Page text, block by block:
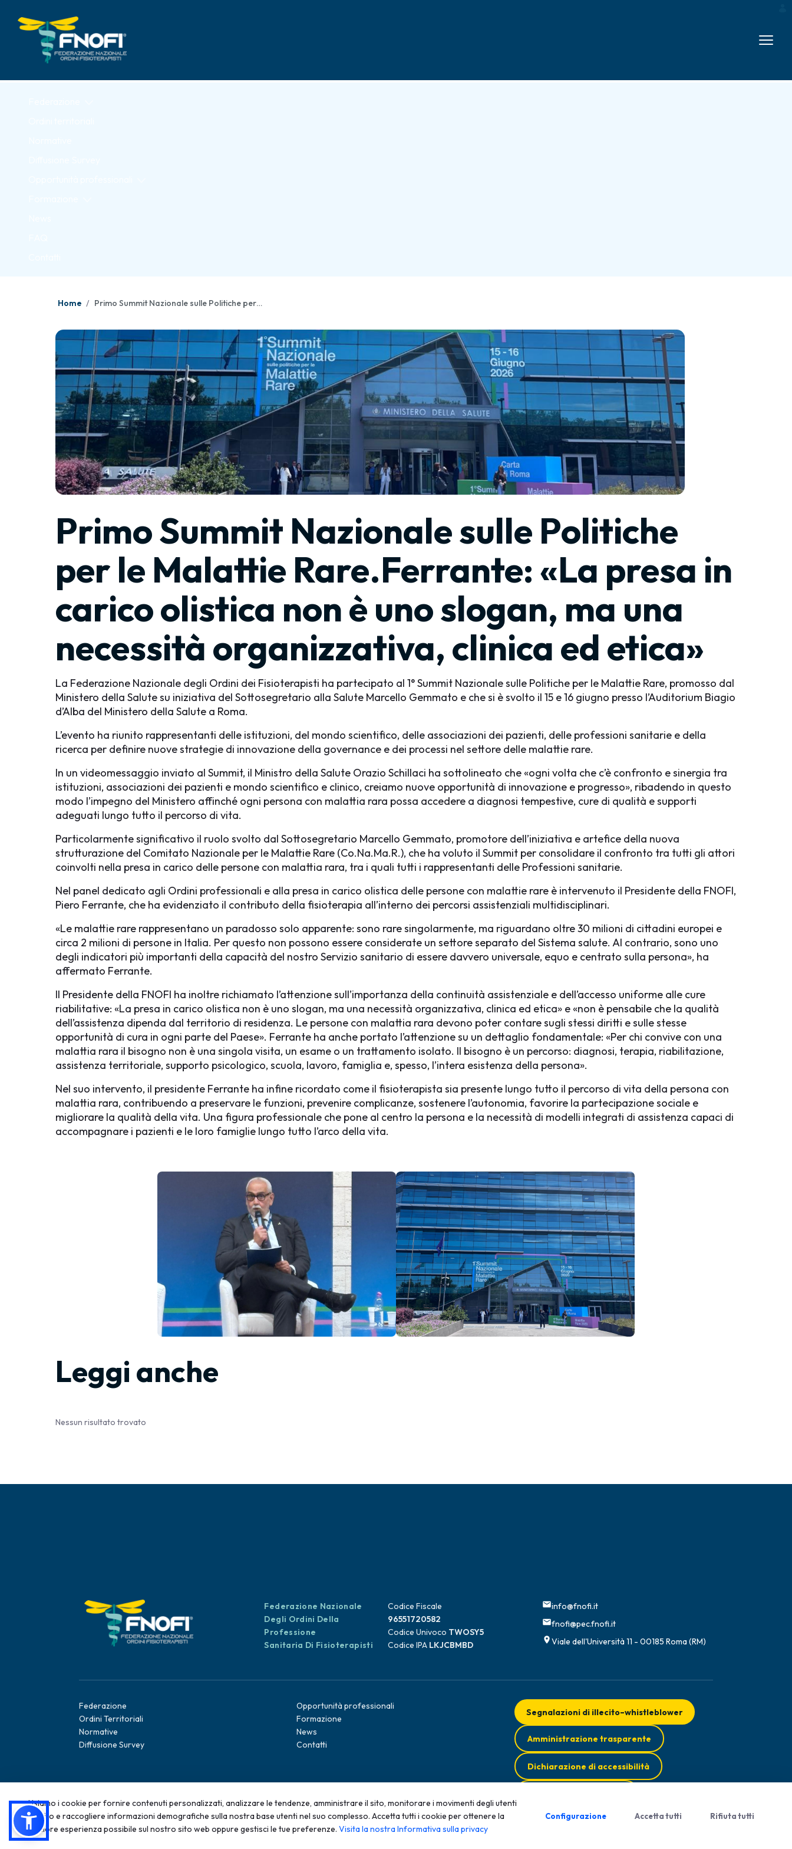
Home Primo Summit Nazionale sulle Politiche per le Malattie Rare.Ferrante: «La presa in carico olistica non è uno slogan, ma una necessità organizzativa, clinica ed etica»
Primo Summit Nazionale sulle Politiche
per le Malattie Rare.Ferrante: «La presa in
carico olistica non è uno slogan, ma una
necessità organizzativa, clinica ed etica»
La Federazione Nazionale degli Ordini dei Fisioterapisti ha partecipato al 1° Summit Nazionale sulle Politiche per le Malattie Rare, promosso dal
Ministero della Salute su iniziativa del Sottosegretario alla Salute Marcello Gemmato e che si è svolto il 15 e 16 giugno presso l’Auditorium Biagio
d’Alba del Ministero della Salute a Roma.
L’evento ha riunito rappresentanti delle istituzioni, del mondo scientifico, delle associazioni dei pazienti, delle professioni sanitarie e della
ricerca per definire nuove strategie di innovazione della governance e dei processi nel settore delle malattie rare.
In un videomessaggio inviato al Summit, il Ministro della Salute Orazio Schillaci ha sottolineato che «ogni volta che c’è confronto e sinergia tra
istituzioni, associazioni dei pazienti e mondo scientifico e clinico, creiamo nuove opportunità di innovazione e progresso», ribadendo in questo
modo l’impegno del Ministero affinché ogni persona con malattia rara possa accedere a diagnosi tempestive, cure di qualità e supporti
adeguati lungo tutto il percorso di vita.
Particolarmente significativo il ruolo svolto dal Sottosegretario Marcello Gemmato, promotore dell’iniziativa e artefice della nuova
strutturazione del Comitato Nazionale per le Malattie Rare (Co.Na.Ma.R.), che ha voluto il Summit per consolidare il confronto tra tutti gli attori
coinvolti nella presa in carico delle persone con malattia rara, tra i quali tutti i rappresentanti delle Professioni sanitarie.
Nel panel dedicato agli Ordini professionali e alla presa in carico olistica delle persone con malattie rare è intervenuto il Presidente della FNOFI,
Piero Ferrante, che ha evidenziato il contributo della fisioterapia all’interno dei percorsi assistenziali multidisciplinari.
«Le malattie rare rappresentano un paradosso solo apparente: sono rare singolarmente, ma riguardano oltre 30 milioni di cittadini europei e
circa 2 milioni di persone in Italia. Per questo non possono essere considerate un settore separato del Sistema salute. Al contrario, sono uno
degli indicatori più importanti della capacità del nostro Servizio sanitario di essere davvero universale, equo e centrato sulla persona», ha
affermato Ferrante.
Il Presidente della FNOFI ha inoltre richiamato l’attenzione sull’importanza della continuità assistenziale e dell’accesso uniforme alle cure
riabilitative: «La presa in carico olistica non è uno slogan, ma una necessità organizzativa, clinica ed etica» e «non è pensabile che la qualità
dell’assistenza dipenda dal territorio di residenza. Le persone con malattia rara devono poter contare sugli stessi diritti e sulle stesse
opportunità di cura in ogni parte del Paese». Ferrante ha anche portato l’attenzione su un dettaglio fondamentale: «Per chi convive con una
malattia rara il bisogno non è una singola visita, un esame o un trattamento isolato. Il bisogno è un percorso: diagnosi, terapia, riabilitazione,
assistenza territoriale, supporto psicologico, scuola, lavoro, famiglia e, spesso, l’intera esistenza della persona».
Nel suo intervento, il presidente Ferrante ha infine ricordato come il fisioterapista sia presente lungo tutto il percorso di vita della persona con
malattia rara, contribuendo a preservare le funzioni, prevenire complicanze, sostenere l’autonomia, favorire la partecipazione sociale e
migliorare la qualità della vita. Una figura professionale che pone al centro la persona e la necessità di modelli integrati di assistenza capaci di
accompagnare i pazienti e le loro famiglie lungo tutto l’arco della vita.
Leggi anche
Nessun risultato trovato
Federazione Nazionale
Degli Ordini Della
Professione
Sanitaria Di Fisioterapisti
Codice Fiscale
96551720582
Codice Univoco TWOSY5
Codice IPA LKJCBMBD
info@fnofi.it
fnofi@pec.fnofi.it
Viale dell'Università 11 - 00185 Roma (RM)
Federazione
Ordini Territoriali
Normative
Diffusione Survey
Opportunità professionali
Formazione
News
Contatti
Segnalazioni di illecito–whistleblower
Amministrazione trasparente
Dichiarazione di accessibilità
Usiamo i cookie per fornire contenuti personalizzati, analizzare le tendenze, amministrare il sito, monitorare i movimenti degli utenti
sul sito e raccogliere informazioni demografiche sulla nostra base utenti nel suo complesso. Accetta tutti i cookie per ottenere la
migliore esperienza possibile sul nostro sito web oppure gestisci le tue preferenze. Visita la nostra Informativa sulla privacy
Configurazione Accetta tutti Rifiuta tutti